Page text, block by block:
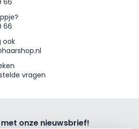
66
ook
vragen
onze nieuwsbrief!